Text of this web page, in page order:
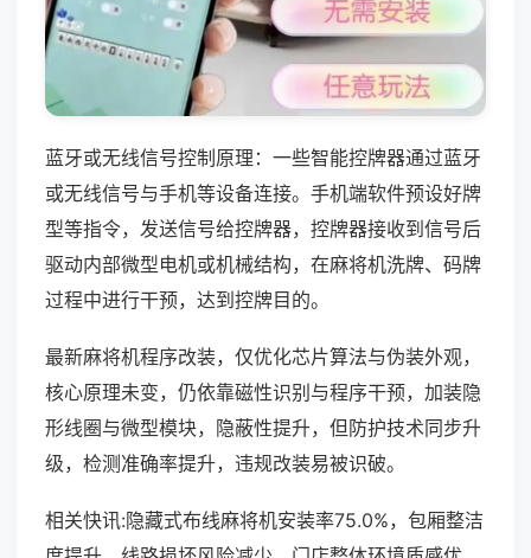
蓝牙或无线信号控制原理：一些智能控牌器通过蓝牙
或无线信号与手机等设备连接。手机端软件预设好牌
型等指令，发送信号给控牌器，控牌器接收到信号后
驱动内部微型电机或机械结构，在麻将机洗牌、码牌
过程中进行干预，达到控牌目的。
最新麻将机程序改装，仅优化芯片算法与伪装外观，
核心原理未变，仍依靠磁性识别与程序干预，加装隐
形线圈与微型模块，隐蔽性提升，但防护技术同步升
级，检测准确率提升，违规改装易被识破。
相关快讯:隐藏式布线麻将机安装率75.0%，包厢整洁